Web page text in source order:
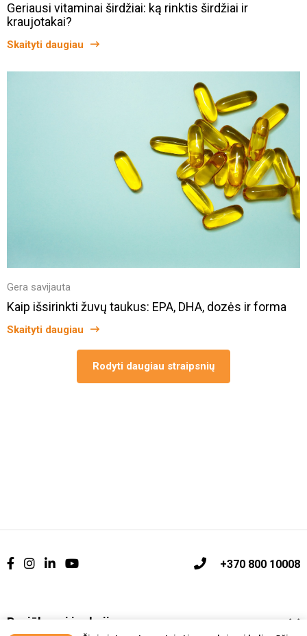
Geriausi vitaminai širdžiai: ką rinktis širdžiai ir
kraujotakai?
Skaityti daugiau
Gera savijauta
Kaip išsirinkti žuvų taukus: EPA, DHA, dozės ir forma
Skaityti daugiau
Rodyti daugiau straipsnių
+370 800 10008
Pasiūlymai ir akcijos